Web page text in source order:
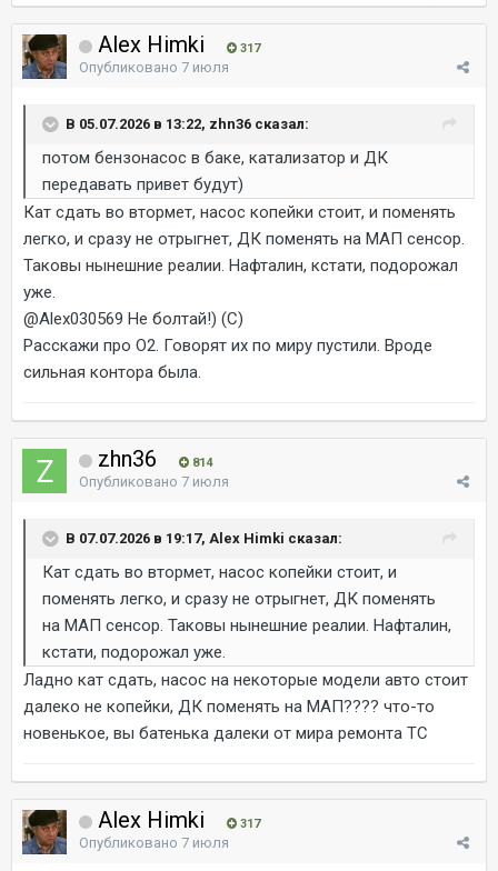
Alex Himki 317
Опубликовано 7 июля
В 05.07.2026 в 13:22, zhn36 сказал:
потом бензонасос в баке, катализатор и ДК
передавать привет будут)
Кат сдать во втормет, насос копейки стоит, и поменять
легко, и сразу не отрыгнет, ДК поменять на МАП сенсор.
Таковы нынешние реалии. Нафталин, кстати, подорожал
уже.
@Alex030569 Не болтай!) (С)
Расскажи про О2. Говорят их по миру пустили. Вроде
сильная контора была.
zhn36 814
Опубликовано 7 июля
В 07.07.2026 в 19:17, Alex Himki сказал:
Кат сдать во втормет, насос копейки стоит, и
поменять легко, и сразу не отрыгнет, ДК поменять
на МАП сенсор. Таковы нынешние реалии. Нафталин,
кстати, подорожал уже.
Ладно кат сдать, насос на некоторые модели авто стоит
далеко не копейки, ДК поменять на МАП???? что-то
новенькое, вы батенька далеки от мира ремонта ТС
Alex Himki 317
Опубликовано 7 июля